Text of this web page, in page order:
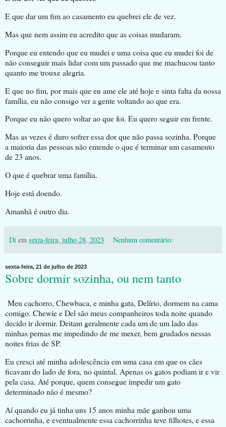
E que dar um fim ao casamento eu quebrei ele de vez.
Mas que nem assim eu acredito que as coisas mudaram.
Porque eu entendo que eu mudei e uma coisa que eu mudei foi de
não conseguir mais lidar com um passado que me machucou tanto
quanto me trouxe alegria.
E que no fim, por mais que eu ame ele até hoje e sinta falta da nossa
família, eu não consigo ver a gente voltando ao que era.
Porque eu não quero voltar ao que foi. Eu quero seguir em frente.
Mas as vezes é duro sofrer essa dor que não passa sozinha. Porque
a maioria das pessoas não entende o que é terminar um casamento
de 23 anos.
O que é quebrar uma família.
Hoje está doendo.
Amanhã é outro dia.
Di em sexta-feira, julho 28, 2023 Nenhum comentário:
sexta-feira, 21 de julho de 2023
Sobre dormir sozinha, ou nem tanto
Meu cachorro, Chewbaca, e minha gata, Delírio, dormem na cama
comigo. Chewie e Del são meus companheiros toda noite quando
decido ir dormir. Deitam geralmente cada um de um lado das
minhas pernas me impedindo de me mexer, bem grudados nessas
noites frias de SP.
Eu cresci até minha adolescência em uma casa em que os cães
ficavam do lado de fora, no quintal. Apenas os gatos podiam ir e vir
pela casa. Até porque, quem consegue impedir um gato
determinado não é mesmo?
Aí quando eu já tinha uns 15 anos minha mãe ganhou uma
cachorrinha, e eventualmente essa cachorrinha teve filhotes, e essa